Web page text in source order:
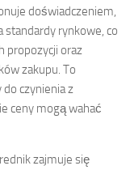
doświadczeniem,
standardy rynkowe, co
propozycji oraz
zakupu. To
czynienia z
ceny mogą wahać
zajmuje się